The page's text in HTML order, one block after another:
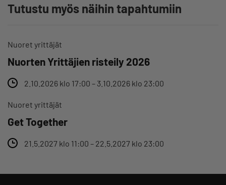
Tutustu myös näihin tapahtumiin
Nuoret yrittäjät
Nuorten Yrittäjien risteily 2026
2.10.2026 klo 17:00 – 3.10.2026 klo 23:00
Nuoret yrittäjät
Get Together
21.5.2027 klo 11:00 – 22.5.2027 klo 23:00